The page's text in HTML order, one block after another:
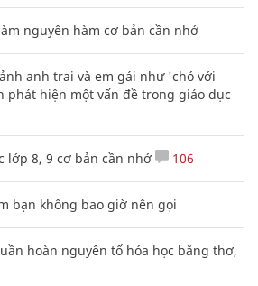
nguyên hàm cơ bản cần nhớ
anh trai và em gái như 'chó với
phát hiện một vấn đề trong giáo dục
lớp 8, 9 cơ bản cần nhớ 106
bạn không bao giờ nên gọi
hoàn nguyên tố hóa học bằng thơ,